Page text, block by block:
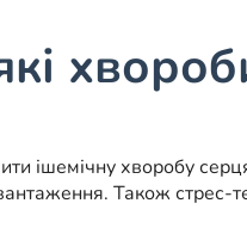
ішемічну хворобу
Також стрес-